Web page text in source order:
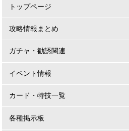
トップページ
攻略情報まとめ
ガチャ・勧誘関連
イベント情報
カード・特技一覧
各種掲示板